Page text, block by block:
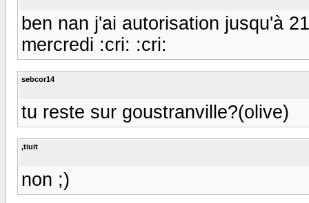
ben nan j'ai autorisation jusqu'à
mercredi :cri: :cri:
sebcor14
tu reste sur goustranville?(olive)
,tiuit
non ;)